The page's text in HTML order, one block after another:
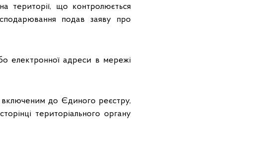
території, що контролюється
подав заяву про
електронної адреси в мережі
включеним до Єдиного реєстру,
територіального органу